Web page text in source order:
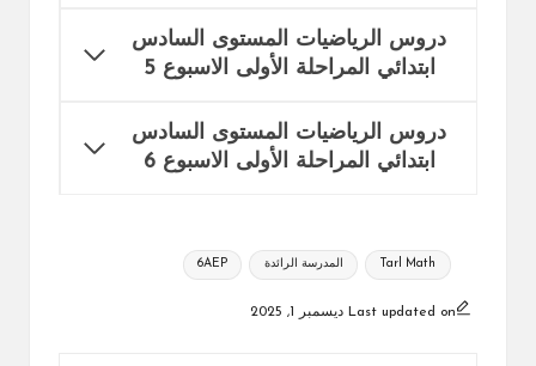
دروس الرياضيات المستوى السادس
ابتدائي المراحلة الأولى الاسبوع 5
دروس الرياضيات المستوى السادس
ابتدائي المراحلة الأولى الاسبوع 6
Tags:
6AEP المدرسة الرائدة Tarl Math
Last updated on ديسمبر 1, 2025